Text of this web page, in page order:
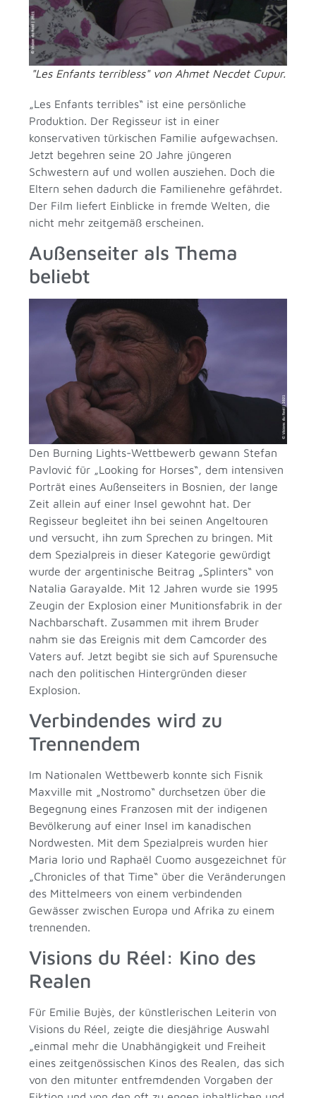
"Les Enfants terribless" von Ahmet Necdet Cupur.
„Les Enfants terribles“ ist eine persönliche
Produktion. Der Regisseur ist in einer
konservativen türkischen Familie aufgewachsen.
Jetzt begehren seine 20 Jahre jüngeren
Schwestern auf und wollen ausziehen. Doch die
Eltern sehen dadurch die Familienehre gefährdet.
Der Film liefert Einblicke in fremde Welten, die
nicht mehr zeitgemäß erscheinen.
Außenseiter als Thema
beliebt
Den Burning Lights-Wettbewerb gewann Stefan
Pavlović für „Looking for Horses“, dem intensiven
Porträt eines Außenseiters in Bosnien, der lange
Zeit allein auf einer Insel gewohnt hat. Der
Regisseur begleitet ihn bei seinen Angeltouren
und versucht, ihn zum Sprechen zu bringen. Mit
dem Spezialpreis in dieser Kategorie gewürdigt
wurde der argentinische Beitrag „Splinters“ von
Natalia Garayalde. Mit 12 Jahren wurde sie 1995
Zeugin der Explosion einer Munitionsfabrik in der
Nachbarschaft. Zusammen mit ihrem Bruder
nahm sie das Ereignis mit dem Camcorder des
Vaters auf. Jetzt begibt sie sich auf Spurensuche
nach den politischen Hintergründen dieser
Explosion.
Verbindendes wird zu
Trennendem
Im Nationalen Wettbewerb konnte sich Fisnik
Maxville mit „Nostromo“ durchsetzen über die
Begegnung eines Franzosen mit der indigenen
Bevölkerung auf einer Insel im kanadischen
Nordwesten. Mit dem Spezialpreis wurden hier
Maria Iorio und Raphaël Cuomo ausgezeichnet für
„Chronicles of that Time“ über die Veränderungen
des Mittelmeers von einem verbindenden
Gewässer zwischen Europa und Afrika zu einem
trennenden.
Visions du Réel: Kino des
Realen
Für Emilie Bujès, der künstlerischen Leiterin von
Visions du Réel, zeigte die diesjährige Auswahl
„einmal mehr die Unabhängigkeit und Freiheit
eines zeitgenössischen Kinos des Realen, das sich
von den mitunter entfremdenden Vorgaben der